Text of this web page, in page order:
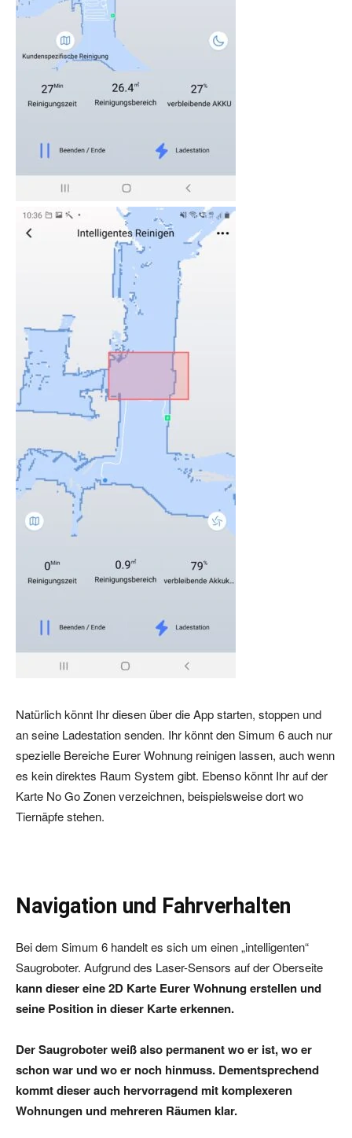
Natürlich könnt Ihr diesen über die App starten, stoppen und
an seine Ladestation senden. Ihr könnt den Simum 6 auch nur
spezielle Bereiche Eurer Wohnung reinigen lassen, auch wenn
es kein direktes Raum System gibt. Ebenso könnt Ihr auf der
Karte No Go Zonen verzeichnen, beispielsweise dort wo
Tiernäpfe stehen.
Navigation und Fahrverhalten
Bei dem Simum 6 handelt es sich um einen „intelligenten“
Saugroboter. Aufgrund des Laser-Sensors auf der Oberseite
kann dieser eine 2D Karte Eurer Wohnung erstellen und
seine Position in dieser Karte erkennen.
Der Saugroboter weiß also permanent wo er ist, wo er
schon war und wo er noch hinmuss. Dementsprechend
kommt dieser auch hervorragend mit komplexeren
Wohnungen und mehreren Räumen klar.